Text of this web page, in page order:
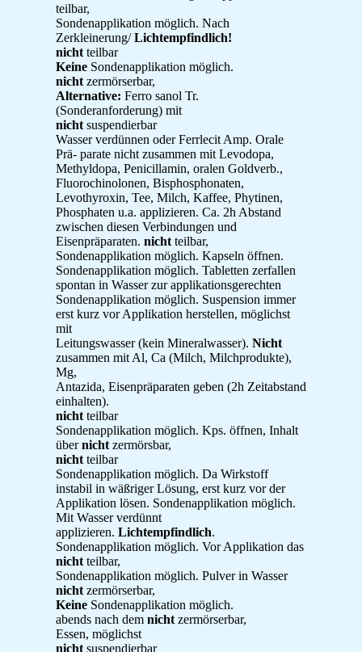
teilbar,
Sondenapplikation möglich. Nach
Zerkleinerung/Lichtempfindlich!
nicht teilbar
Keine Sondenapplikation möglich.
nicht zermörserbar,
Alternative: Ferro sanol Tr.
(Sonderanforderung) mit
nicht suspendierbar
Wasser verdünnen oder Ferrlecit Amp. Orale
Prä- parate nicht zusammen mit Levodopa,
Methyldopa, Penicillamin, oralen Goldverb.,
Fluorochinolonen, Bisphosphonaten,
Levothyroxin, Tee, Milch, Kaffee, Phytinen,
Phosphaten u.a. applizieren. Ca. 2h Abstand
zwischen diesen Verbindungen und
Eisenpräparaten. nicht teilbar,
Sondenapplikation möglich. Kapseln öffnen.
Sondenapplikation möglich. Tabletten zerfallen
spontan in Wasser zur applikationsgerechten
Sondenapplikation möglich. Suspension immer
erst kurz vor Applikation herstellen, möglichst
mit
Leitungswasser (kein Mineralwasser). Nicht
zusammen mit Al, Ca (Milch, Milchprodukte),
Mg,
Antazida, Eisenpräparaten geben (2h Zeitabstand
einhalten).
nicht teilbar
Sondenapplikation möglich. Kps. öffnen, Inhalt
übernicht zermörsbar,
nicht teilbar
Sondenapplikation möglich. Da Wirkstoff
instabil in wäßriger Lösung, erst kurz vor der
Applikation lösen. Sondenapplikation möglich.
Mit Wasser verdünnt
applizieren. Lichtempfindlich.
Sondenapplikation möglich. Vor Applikation das
nicht teilbar,
Sondenapplikation möglich. Pulver in Wasser
nicht zermörserbar,
Keine Sondenapplikation möglich.
abends nach dem nicht zermörserbar,
Essen, möglichst
nicht suspendierbar